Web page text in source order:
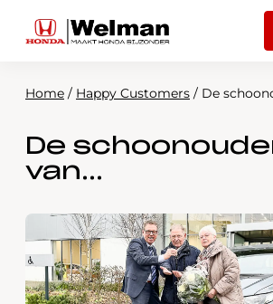
Modellen
Voorraad
Over ons
Webshop
Plan onderhoud
Home / Happy Customers / De
De
van…